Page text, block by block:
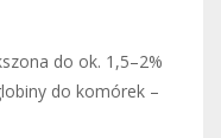
do ok. 1,5–2%
do komórek –